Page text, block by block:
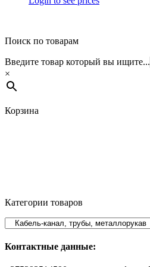
Поиск по товарам
Введите товар который вы ищите...
×
Корзина
Категории товаров
Контактные данные: